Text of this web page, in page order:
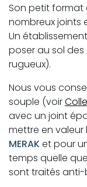
Son petit format
nombreux joints
Un
poser au sol
rugueux).
Nous vous
souple (voir
avec un joint
mettre en valeur
MERAKet pour
temps quelle
sont traités